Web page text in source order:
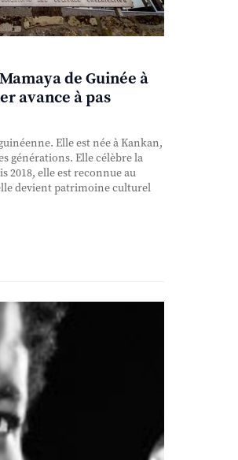
de Guinée à
avance à pas
Elle est née à Kankan,
générations. Elle célèbre la
elle est reconnue au
devient patrimoine culturel